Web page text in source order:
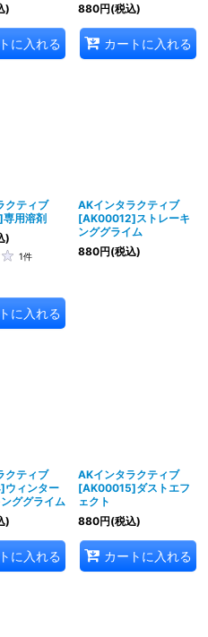
)
に入れる
880円(税込)
カートに入れる
クティブ
用溶剤
)
1件
に入れる
AKインタラクティブ
[AK00012]ストレーキ
ンググライム
880円(税込)
クティブ
ィンター
ググライム
)
に入れる
AKインタラクティブ
[AK00015]ダストエフ
ェクト
880円(税込)
カートに入れる